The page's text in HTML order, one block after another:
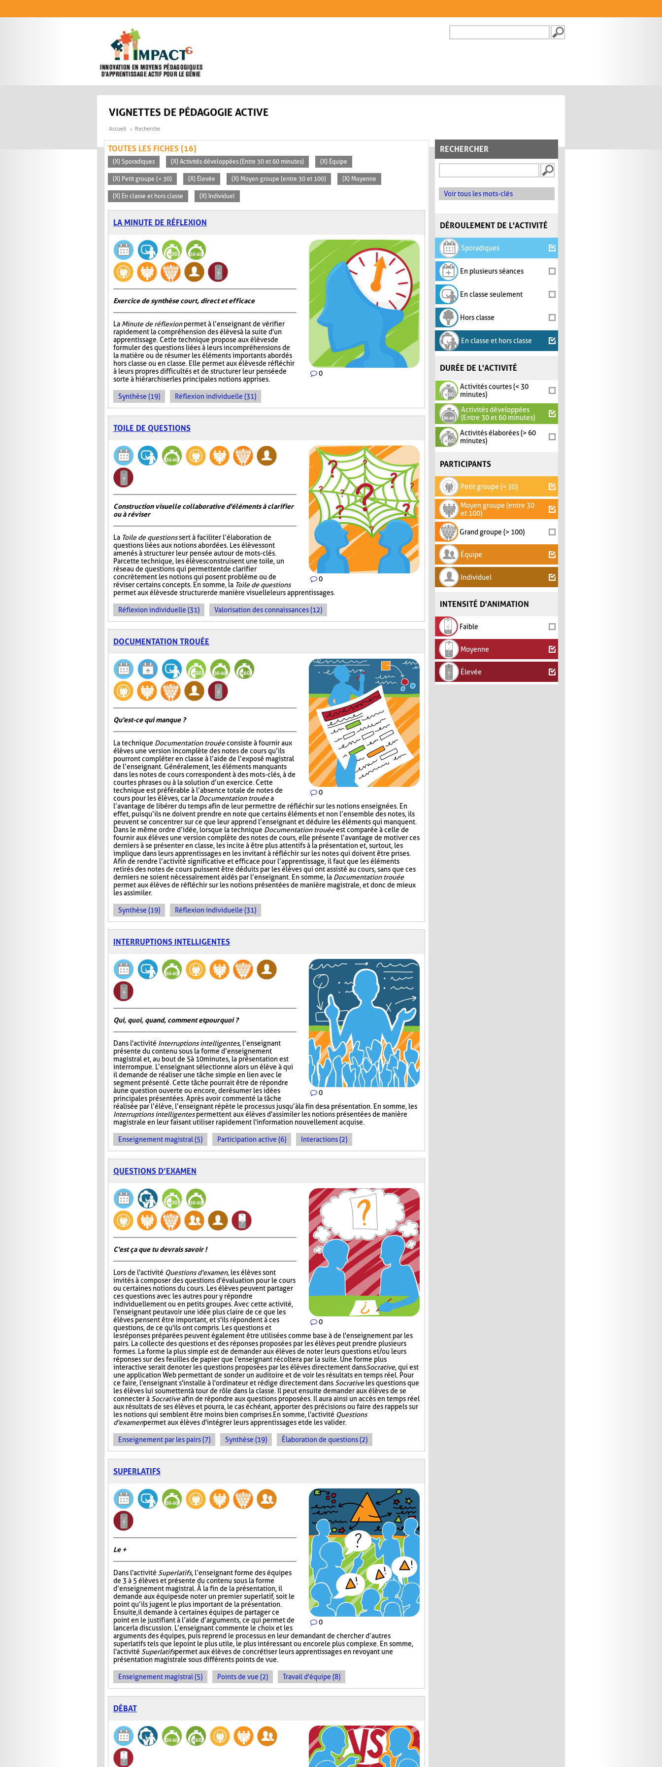
FORMULAIRE DE
VIGNETTES DE PÉDAGOGIE ACTIVE
Accueil Recherche
RECHERCHER
Voir tous les mots-clés
DÉROULEMENT DE L'ACTIVITÉ
Sporadiques
En plusieurs séances
En classe seulement
Hors classe
En classe et hors classe
DURÉE DE L'ACTIVITÉ
Activités courtes (< 30
minutes)
Activités développées
(Entre 30 et 60 minutes)
Activités élaborées (> 60
minutes)
PARTICIPANTS
Petit groupe (< 30)
Moyen groupe (entre 30
et 100)
Grand groupe (> 100)
Équipe
Individuel
INTENSITÉ D'ANIMATION
Faible
Moyenne
Élevée
TOUTES LES FICHES (16)
(X) Sporadiques (X) Activités développées (Entre 30 et 60 minutes) (X) Équipe
(X) Petit groupe (< 30) (X) Élevée (X) Moyen groupe (entre 30 et 100) (X) Moyenne
(X) En classe et hors classe (X) Individuel
LA MINUTE DE RÉFLEXION
0
Exercice de synthèse court, direct et efficace
La Minute de réflexionpermet à l’enseignant de vérifier
rapidement la compréhension des élèves à la suite d'un
apprentissage. Cette technique propose aux élèves de
formuler des questions liées à leurs incompréhensions de
la matière ou de résumer les éléments importants abordés
hors classe ou en classe. Elle permet aux élèves de réfléchir
à leurs propres difficultés et de structurer leur pensée de
sorte à hiérarchiser les principales notions apprises.
Synthèse (19) Réflexion individuelle (31)
TOILE DE QUESTIONS
0
Construction visuelle collaborative d'éléments à clarifier
ou à réviser
La Toile de questionssert à faciliter l’élaboration de
questions liées aux notions abordées. Les élèves sont
amenés à structurer leur pensée autour de mots-clés.
Par cette technique, les élèves construisent une toile, un
réseau de questions qui permettent de clarifier
concrètement les notions qui posent problème ou de
réviser certains concepts. En somme, la Toile de questions
permet aux élèves de structurer de manière visuelle leurs apprentissages.
Réflexion individuelle (31) Valorisation des connaissances (12)
DOCUMENTATION TROUÉE
0
Qu'est-ce qui manque ?
La technique Documentation trouéeconsiste à fournir aux
élèves une version incomplète des notes de cours qu’ils
pourront compléter en classe à l’aide de l’exposé magistral
de l’enseignant. Généralement, les éléments manquants
dans les notes de cours correspondent à des mots-clés, à de
courtes phrases ou à la solution d’un exercice. Cette
technique est préférable à l’absence totale de notes de
cours pour les élèves, car la Documentation trouéea
l’avantage de libérer du temps afin de leur permettre de réfléchir sur les notions enseignées. En
effet, puisqu’ils ne doivent prendre en note que certains éléments et non l’ensemble des notes, ils
peuvent se concentrer sur ce que leur apprend l’enseignant et déduire les éléments qui manquent.
Dans le même ordre d’idée, lorsque la technique Documentation trouéeest comparée à celle de
fournir aux élèves une version complète des notes de cours, elle présente l’avantage de motiver ces
derniers à se présenter en classe, les incite à être plus attentifs à la présentation et, surtout, les
implique dans leurs apprentissages en les invitant à réfléchir sur les notes qui doivent être prises.
Afin de rendre l’activité significative et efficace pour l’apprentissage, il faut que les éléments
retirés des notes de cours puissent être déduits par les élèves qui ont assisté au cours, sans que ces
derniers ne soient nécessairement aidés par l’enseignant. En somme, la Documentation trouée
permet aux élèves de réfléchir sur les notions présentées de manière magistrale, et donc de mieux
les assimiler.
Synthèse (19) Réflexion individuelle (31)
INTERRUPTIONS INTELLIGENTES
0
Qui, quoi, quand, comment et pourquoi ?
Dans l'activité Interruptions intelligentes, l’enseignant
présente du contenu sous la forme d’enseignement
magistral et, au bout de 5 à 10 minutes, la présentation est
interrompue. L’enseignant sélectionne alors un élève à qui
il demande de réaliser une tâche simple en lien avec le
segment présenté. Cette tâche pourrait être de répondre
à une question ouverte ou encore, de résumer les idées
principales présentées. Après avoir commenté la tâche
réalisée par l’élève, l’enseignant répète le processus jusqu’à la fin de sa présentation. En somme, les
Interruptions intelligentespermettent aux élèves d'assimiler les notions présentées de manière
magistrale en leur faisant utiliser rapidement l'information nouvellement acquise.
Enseignement magistral (5) Participation active (6) Interactions (2)
QUESTIONS D’EXAMEN
0
C'est ça que tu devrais savoir !
Lors de l'activité Questions d'examen, les élèves sont
invités à composer des questions d'évaluation pour le cours
ou certaines notions du cours. Les élèves peuvent partager
ces questions avec les autres pour y répondre
individuellement ou en petits groupes. Avec cette activité,
l'enseignant peut avoir une idée plus claire de ce que les
élèves pensent être important, et s'ils répondent à ces
questions, de ce qu'ils ont compris. Les questions et
les réponses préparées peuvent également être utilisées comme base à de l'enseignement par les
pairs. La collecte des questions et des réponses proposées par les élèves peut prendre plusieurs
formes. La forme la plus simple est de demander aux élèves de noter leurs questions et/ou leurs
réponses sur des feuilles de papier que l'enseignant récoltera par la suite. Une forme plus
interactive serait de noter les questions proposées par les élèves directement dansSocrative, qui est
une application Web permettant de sonder un auditoire et de voir les résultats en temps réel. Pour
ce faire, l'enseignant s'installe à l'ordinateur et rédige directement dansSocrativeles questions que
les élèves lui soumettent à tour de rôle dans la classe. Il peut ensuite demander aux élèves de se
connecter àSocrativeafin de répondre aux questions proposées. Il aura ainsi un accès en temps réel
aux résultats de ses élèves et pourra, le cas échéant, apporter des précisions ou faire des rappels sur
les notions qui semblent être moins bien comprises. En somme, l'activité Questions
d'examenpermet aux élèves d'intégrer leurs apprentissages et de les valider.
Enseignement par les pairs (7) Synthèse (19) Élaboration de questions (2)
SUPERLATIFS
0
Le +
Dans l'activité Superlatifs, l’enseignant forme des équipes
de 3 à 5 élèves et présente du contenu sous la forme
d’enseignement magistral. À la fin de la présentation, il
demande aux équipes de noter un premier superlatif, soit le
point qu’ils jugent le plus important de la présentation.
Ensuite, il demande à certaines équipes de partager ce
point en le justifiant à l’aide d’arguments, ce qui permet de
lancer la discussion. L’enseignant commente le choix et les
arguments des équipes, puis reprend le processus en leur demandant de chercher d’autres
superlatifs tels que le point le plus utile, le plus intéressant ou encore le plus complexe. En somme,
l'activité Superlatifspermet aux élèves de concrétiser leurs apprentissages en revoyant une
présentation magistrale sous différents points de vue.
Enseignement magistral (5) Points de vue (2) Travail d'équipe (8)
DÉBAT